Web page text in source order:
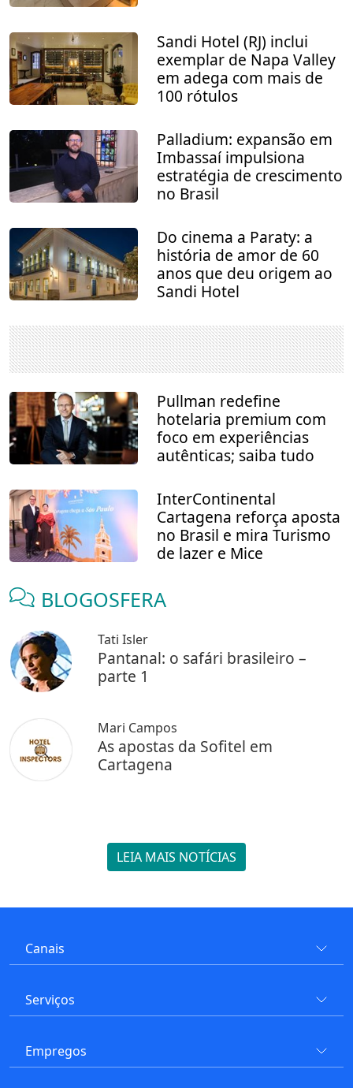
Sandi Hotel (RJ) inclui
exemplar de Napa Valley
em adega com mais de
100 rótulos
Palladium: expansão em
Imbassaí impulsiona
estratégia de crescimento
no Brasil
Do cinema a Paraty: a
história de amor de 60
anos que deu origem ao
Sandi Hotel
Pullman redefine
hotelaria premium com
foco em experiências
autênticas; saiba tudo
InterContinental
Cartagena reforça aposta
no Brasil e mira Turismo
de lazer e Mice
BLOGOSFERA
Tati Isler
Pantanal: o safári brasileiro –
parte 1
Mari Campos
As apostas da Sofitel em
Cartagena
LEIA MAIS NOTÍCIAS
Canais
Serviços
Empregos